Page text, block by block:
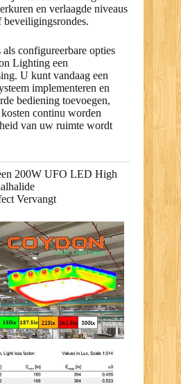
en verlaagde niveaus
configureerbare opties
Lighting een
U kunt vandaag een
implementeren en
bediening toevoegen,
continu worden
van uw ruimte wordt
200W UFO LED High
Vervangt